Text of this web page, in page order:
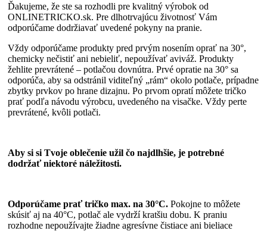
Ďakujeme, že ste sa rozhodli pre kvalitný výrobok od
ONLINETRICKO.sk. Pre dlhotrvajúcu životnosť Vám
odporúčame dodržiavať uvedené pokyny na pranie.
Vždy odporúčame produkty pred prvým nosením oprať na 30°,
chemicky nečistiť ani nebieliť, nepoužívať aviváž. Produkty
žehlite prevrátené – potlačou dovnútra. Prvé opratie na 30° sa
odporúča, aby sa odstránil viditeľný „rám“ okolo potlače, prípadne
zbytky prvkov po hrane dizajnu. Po prvom opratí môžete tričko
prať podľa návodu výrobcu, uvedeného na visačke. Vždy perte
prevrátené, kvôli potlači.
Aby si si Tvoje oblečenie užil čo najdlhšie, je potrebné
dodržať niektoré náležitosti.
Odporúčame prať tričko max. na 30°C. Pokojne to môžete
skúsiť aj na 40°C, potlač ale vydrží kratšiu dobu. K praniu
rozhodne nepoužívajte žiadne agresívne čistiace ani bieliace